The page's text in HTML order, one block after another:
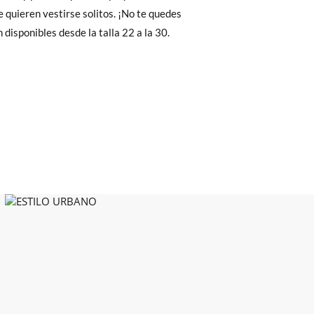
disponibles desde la talla 22 a la 30.
& Devolucionesde nuestra web
de todo: te mandaremos otra